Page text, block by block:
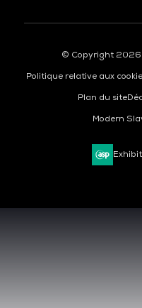
© Copyright 2026
Politique relative aux
Plan du site
Modern